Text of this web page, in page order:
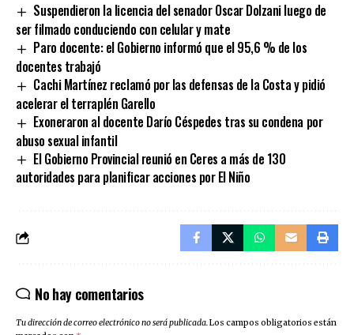
Suspendieron la licencia del senador Oscar Dolzani luego de
ser filmado conduciendo con celular y mate
Paro docente: el Gobierno informó que el 95,6 % de los
docentes trabajó
Cachi Martínez reclamó por las defensas de la Costa y pidió
acelerar el terraplén Garello
Exoneraron al docente Darío Céspedes tras su condena por
abuso sexual infantil
El Gobierno Provincial reunió en Ceres a más de 130
autoridades para planificar acciones por El Niño
No hay comentarios
Tu dirección de correo electrónico no será publicada.Los campos obligatorios están